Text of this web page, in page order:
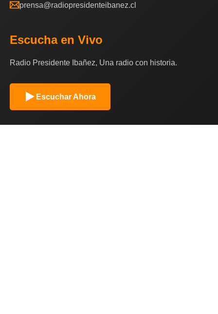
prensa@radiopresidenteibanez.cl
Escucha en Vivo
Radio Presidente Ibañez, Una radio con historia.
Escuchar Ahora